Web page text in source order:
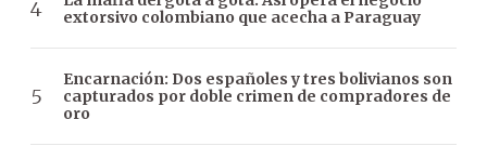
extorsivo colombiano que acecha a Paraguay
Encarnación: Dos españoles y tres bolivianos son
capturados por doble crimen de compradores de
oro